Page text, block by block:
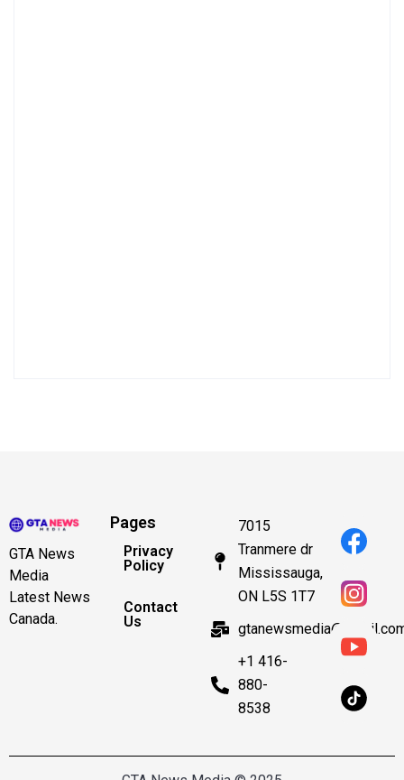
GTA News
Media
Latest News
Canada.
Pages
Privacy
Policy
Contact
Us
7015
Tranmere dr
Mississauga,
ON L5S 1T7
+1 416-
880-
8538